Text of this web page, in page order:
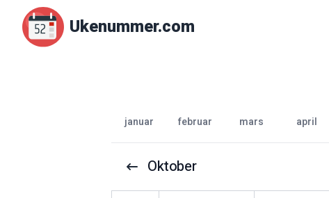
Ukenummer.com
januar februar mars april
Oktober